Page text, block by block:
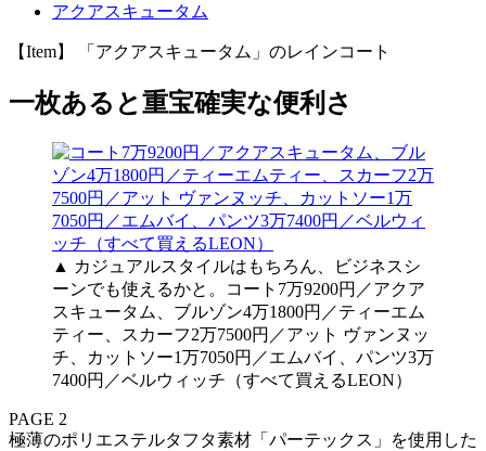
アクアスキュータム
【Item】 「アクアスキュータム」のレインコート
一枚あると重宝確実な便利さ
▲ カジュアルスタイルはもちろん、ビジネスシ
ーンでも使えるかと。コート7万9200円／アクア
スキュータム、ブルゾン4万1800円／ティーエム
ティー、スカーフ2万7500円／アット ヴァンヌッ
チ、カットソー1万7050円／エムバイ、パンツ3万
7400円／ベルウィッチ（すべて買えるLEON）
PAGE 2
極薄のポリエステルタフタ素材「パーテックス」を使用した